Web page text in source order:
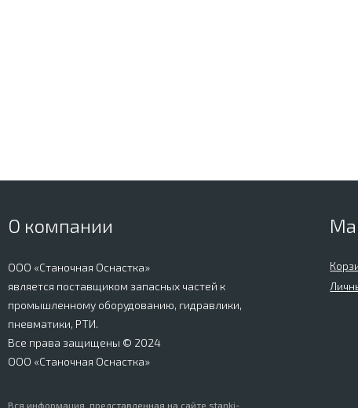
О компании
ООО «Станочная Оснастка»
является поставщиком запасных частей к
промышленному оборудованию, гидравлики,
пневматики, РТИ.
Все права защищены © 2024
ООО «Станочная Оснастка»
Вся информация, представленная на сайте stanki-